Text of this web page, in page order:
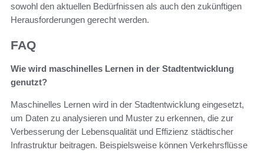
sowohl den aktuellen Bedürfnissen als auch den zukünftigen
Herausforderungen gerecht werden.
FAQ
Wie wird maschinelles Lernen in der Stadtentwicklung
genutzt?
Maschinelles Lernen wird in der Stadtentwicklung eingesetzt,
um Daten zu analysieren und Muster zu erkennen, die zur
Verbesserung der Lebensqualität und Effizienz städtischer
Infrastruktur beitragen. Beispielsweise können Verkehrsflüsse